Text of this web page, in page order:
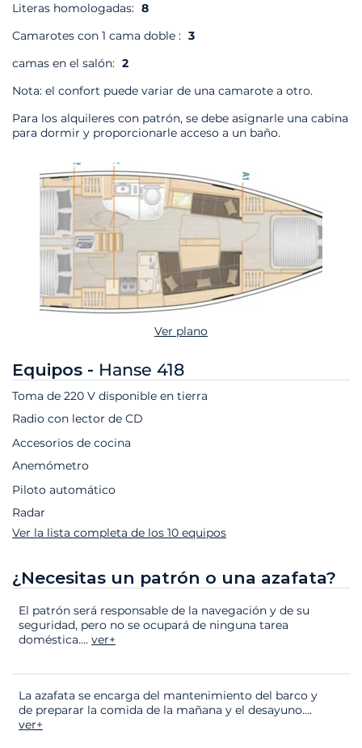
Literas homologadas: 8
Camarotes con 1 cama doble : 3
camas en el salón: 2
Nota: el confort puede variar de una camarote a otro.
Para los alquileres con patrón, se debe asignarle una cabina
para dormir y proporcionarle acceso a un baño.
Ver plano
Equipos - Hanse 418
Toma de 220 V disponible en tierra
Radio con lector de CD
Accesorios de cocina
Anemómetro
Piloto automático
Radar
Ver la lista completa de los 10 equipos
¿Necesitas un patrón o una azafata?
El patrón será responsable de la navegación y de su
seguridad, pero no se ocupará de ninguna tarea
doméstica.... ver+
La azafata se encarga del mantenimiento del barco y
de preparar la comida de la mañana y el desayuno....
ver+